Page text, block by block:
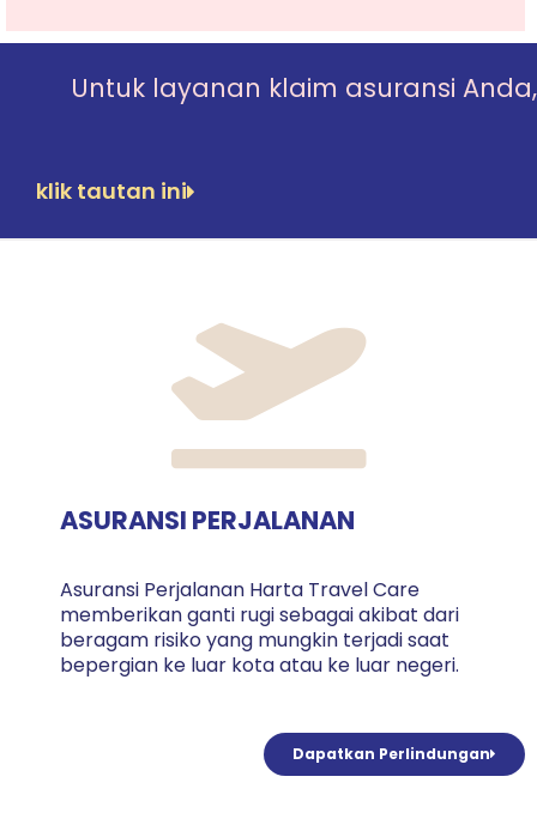
Untuk layanan klaim asuransi Anda,
klik tautan ini
ASURANSI PERJALANAN
Asuransi Perjalanan Harta Travel Care
memberikan ganti rugi sebagai akibat dari
beragam risiko yang mungkin terjadi saat
bepergian ke luar kota atau ke luar negeri.
Dapatkan Perlindungan